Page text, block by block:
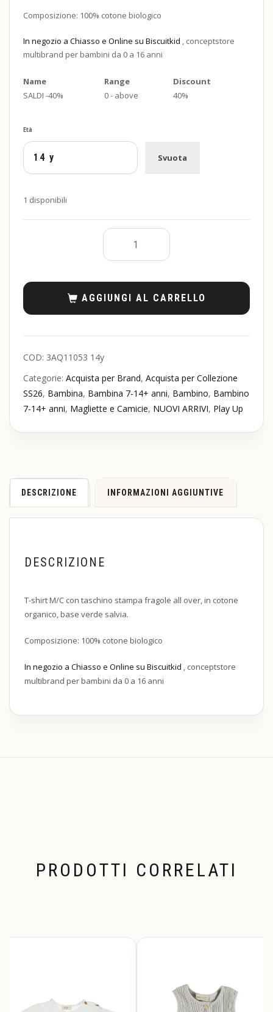
Composizione: 100% cotone biologico
In negozio a Chiasso e Online su Biscuitkid
, conceptstore
multibrand per bambini da 0 a 16 anni
Name Range
Discount
SALDI -40%
0 - above 40%
Età
Svuota
1 disponibili
AGGIUNGI AL CARRELLO
COD: 3AQ11053 14y
Categorie: Acquista per Brand, Acquista per Collezione
SS26, Bambina, Bambina 7-14+ anni, Bambino, Bambino
7-14+ anni, Magliette e Camicie, NUOVI ARRIVI, Play Up
DESCRIZIONE INFORMAZIONI AGGIUNTIVE
DESCRIZIONE
T-shirt M/C con taschino stampa fragole all over, in cotone
organico, base verde salvia.
Composizione: 100% cotone biologico
In negozio a Chiasso e Online su Biscuitkid , conceptstore
multibrand per bambini da 0 a 16 anni
PRODOTTI CORRELATI